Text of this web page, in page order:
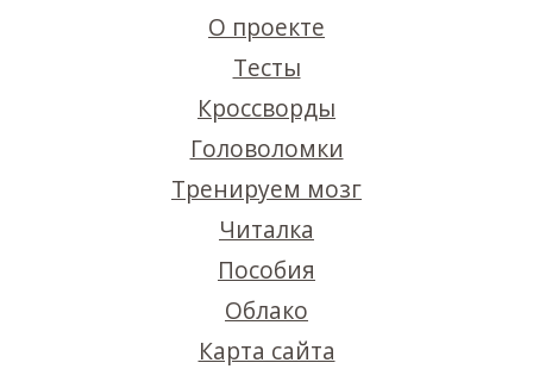
О проекте
Тесты
Кроссворды
Головоломки
Тренируем мозг
Читалка
Пособия
Облако
Карта сайта